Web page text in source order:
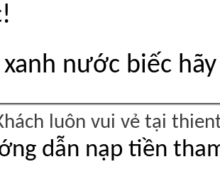
nước biếc
luôn vui vẻ tại
dẫn nạp tiền